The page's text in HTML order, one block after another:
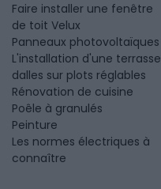
Faire installer une fenêtre
de toit Velux
Panneaux photovoltaïques
L'installation d'une terrasse
dalles sur plots réglables
Rénovation de cuisine
Poêle à granulés
Peinture
Les normes électriques à
connaître